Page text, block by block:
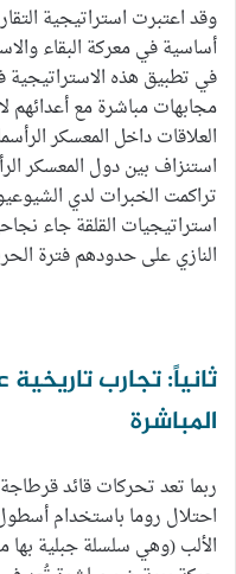
وقد اعتبرت استراتيجية
أساسية في معركة البقاء
في تطبيق هذه
مجابهات مباشرة مع أعدائهم
العلاقات داخل المعسكر
استنزاف بين دول المعسكر
تراكمت الخبرات لدي
استراتيجيات القلقة جاء
النازي على حدودهم فترة
ثانياً: تجارب
المباشرة
احتلال روما باستخدام
الألب (وهي سلسلة جبلية بها